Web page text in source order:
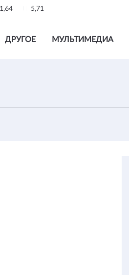
5,71
ДРУГОЕ МУЛЬТИМЕДИА